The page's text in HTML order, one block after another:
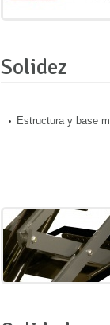
Solidez
Estructura y base